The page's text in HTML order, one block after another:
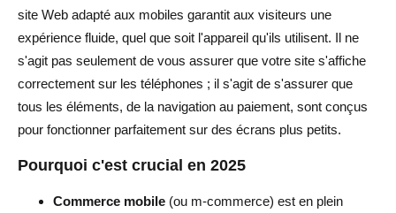
site Web adapté aux mobiles garantit aux visiteurs une
expérience fluide, quel que soit l'appareil qu'ils utilisent. Il ne
s'agit pas seulement de vous assurer que votre site s'affiche
correctement sur les téléphones ; il s'agit de s'assurer que
tous les éléments, de la navigation au paiement, sont conçus
pour fonctionner parfaitement sur des écrans plus petits.
Pourquoi c'est crucial en 2025
Commerce mobile (ou m-commerce) est en plein